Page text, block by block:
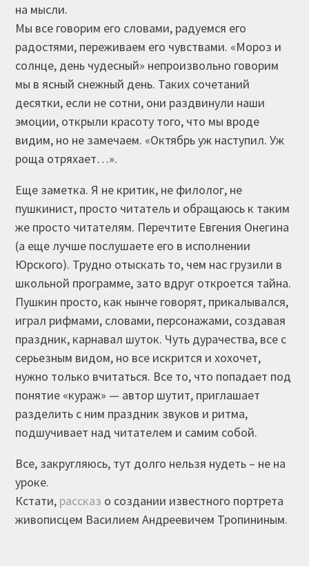
на мысли.
Мы все говорим его словами, радуемся его
радостями, переживаем его чувствами. «Мороз и
солнце, день чудесный» непроизвольно говорим
мы в ясный снежный день. Таких сочетаний
десятки, если не сотни, они раздвинули наши
эмоции, открыли красоту того, что мы вроде
видим, но не замечаем. «Октябрь уж наступил. Уж
роща отряхает…».
Еще заметка. Я не критик, не филолог, не
пушкинист, просто читатель и обращаюсь к таким
же просто читателям. Перечтите Евгения Онегина
(а еще лучше послушаете его в исполнении
Юрского). Трудно отыскать то, чем нас грузили в
школьной программе, зато вдруг откроется тайна.
Пушкин просто, как нынче говорят, прикалывался,
играл рифмами, словами, персонажами, создавая
праздник, карнавал шуток. Чуть дурачества, все с
серьезным видом, но все искрится и хохочет,
нужно только вчитаться. Все то, что попадает под
понятие «кураж» — автор шутит, приглашает
разделить с ним праздник звуков и ритма,
подшучивает над читателем и самим собой.
Все, закругляюсь, тут долго нельзя нудеть – не на
уроке.
Кстати, рассказ о создании известного портрета
живописцем Василием Андреевичем Тропининым.